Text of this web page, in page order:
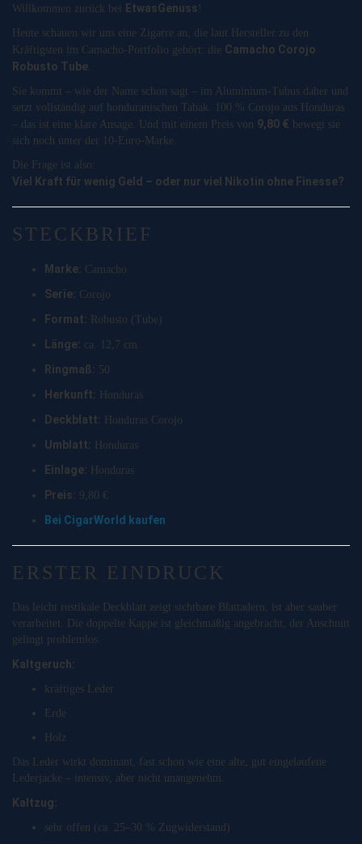
Willkommen zurück bei EtwasGenuss !
Heute schauen wir uns eine Zigarre an, die laut Hersteller zu den
Kräftigsten im Camacho-Portfolio gehört: die Camacho Corojo
Robusto Tube
Sie kommt – wie der Name schon sagt – im Aluminium-Tubus daher und
setzt vollständig auf honduranischen Tabak. 100 % Corojo aus Honduras
– das ist eine klare Ansage. Und mit einem Preis von 9,80 € bewegt sie
sich noch unter der 10-Euro-Marke.
Die Frage ist also:
Viel Kraft für wenig Geld – oder nur viel Nikotin ohne Finesse?
STECKBRIEF
Marke: Camacho
Serie: Corojo
Format: Robusto (Tube)
Länge: ca. 12,7 cm
Ringmaß: 50
Herkunft: Honduras
Deckblatt: Honduras Corojo
Umblatt: Honduras
Einlage: Honduras
Preis: 9,80 €
Bei CigarWorld kaufen
ERSTER EINDRUCK
Das leicht rustikale Deckblatt zeigt sichtbare Blattadern, ist aber sauber
verarbeitet. Die doppelte Kappe ist gleichmäßig angebracht, der Anschnitt
gelingt problemlos.
Kaltgeruch:
kräftiges Leder
Erde
Holz
Das Leder wirkt dominant, fast schon wie eine alte, gut eingelaufene
Lederjacke – intensiv, aber nicht unangenehm.
Kaltzug:
sehr offen (ca. 25–30 % Zugwiderstand)